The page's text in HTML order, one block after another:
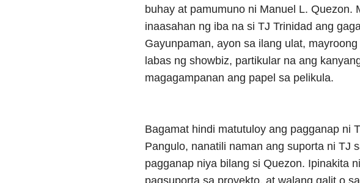
buhay at pamumuno ni Manuel L. Quezon.
inaasahan ng iba na si TJ Trinidad ang
Gayunpaman, ayon sa ilang ulat,
labas ng showbiz, partikular na ang
magagampanan ang papel sa pelikula.
Bagamat hindi matutuloy ang pagganap ni
Pangulo, nanatili naman ang suporta ni TJ
pagganap niya bilang si Quezon. Ipinakita
pagsuporta sa proyekto, at walang galit o